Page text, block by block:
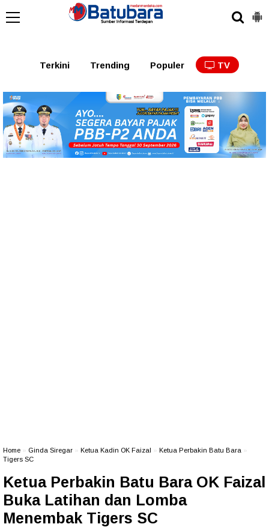
Terkini Trending Populer TV
Home Ginda Siregar Ketua Kadin OK Faizal Ketua Perbakin Batu Bara
Tigers SC
Ketua Perbakin Batu Bara OK Faizal
Buka Latihan dan Lomba
Menembak Tigers SC